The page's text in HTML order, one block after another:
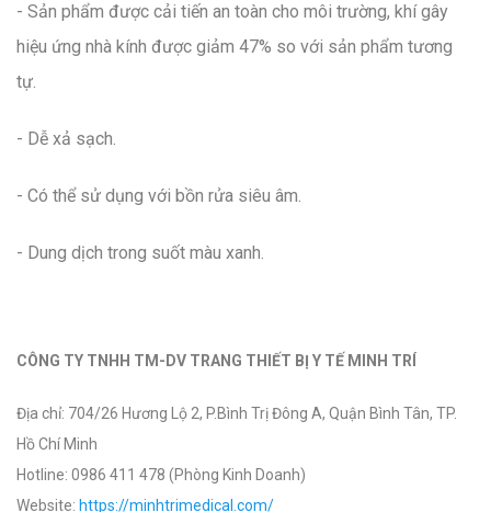
- Sản phẩm được cải tiến an toàn cho môi trường, khí gây
hiệu ứng nhà kính được giảm 47% so với sản phẩm tương
tự.
- Dễ xả sạch.
- Có thể sử dụng với bồn rửa siêu âm.
- Dung dịch trong suốt màu xanh.
CÔNG TY TNHH TM-DV TRANG THIẾT BỊ Y TẾ MINH TRÍ
Địa chỉ: 704/26 Hương Lộ 2, P.Bình Trị Đông A, Quận Bình Tân, TP.
Hồ Chí Minh
Hotline: 0986 411 478 (Phòng Kinh Doanh)
Website: https://minhtrimedical.com/